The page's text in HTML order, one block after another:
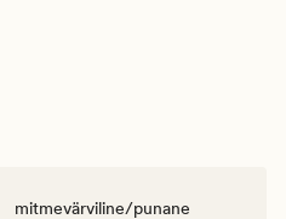
mitmevärviline/punane